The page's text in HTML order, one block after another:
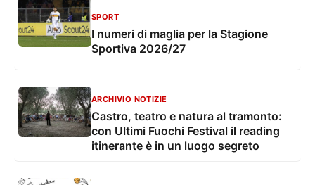
SPORT
I numeri di maglia per la Stagione
Sportiva 2026/27
ARCHIVIO NOTIZIE
Castro, teatro e natura al tramonto:
con Ultimi Fuochi Festival il reading
itinerante è in un luogo segreto